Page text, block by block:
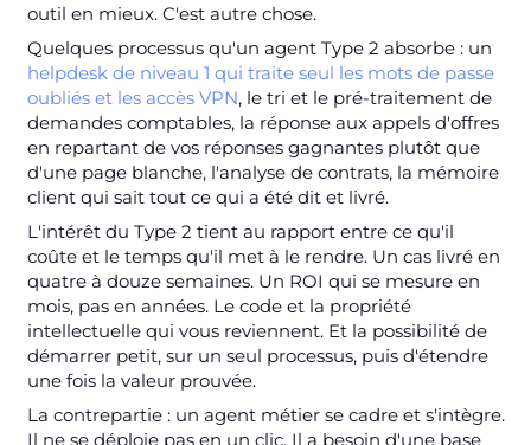
outil en mieux. C'est autre chose.
Quelques processus qu'un agent Type 2 absorbe : un
helpdesk de niveau 1 qui traite seul les mots de passe
oubliés et les accès VPN, le tri et le pré-traitement de
demandes comptables, la réponse aux appels d'offres
en repartant de vos réponses gagnantes plutôt que
d'une page blanche, l'analyse de contrats, la mémoire
client qui sait tout ce qui a été dit et livré.
L'intérêt du Type 2 tient au rapport entre ce qu'il
coûte et le temps qu'il met à le rendre. Un cas livré en
quatre à douze semaines. Un ROI qui se mesure en
mois, pas en années. Le code et la propriété
intellectuelle qui vous reviennent. Et la possibilité de
démarrer petit, sur un seul processus, puis d'étendre
une fois la valeur prouvée.
La contrepartie : un agent métier se cadre et s'intègre.
Il ne se déploie pas en un clic. Il a besoin d'une base